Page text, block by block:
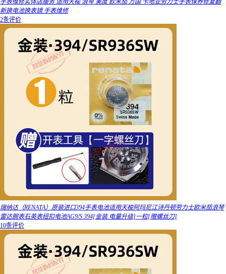
手表维修实体店服务 适用天梭 浪琴 美度 欧米茄 万国 卡地亚劳力士手表保养修复翻
新换电池换表镜 手表维修
2条评价
瑞纳达（RENATA）原装进口394手表电池适用天梭阿玛尼江诗丹顿劳力士欧米茄浪琴
雷达腕表石英表纽扣电池AG9/S 394[金装.电量升级]一粒[赠螺丝刀]
10条评价